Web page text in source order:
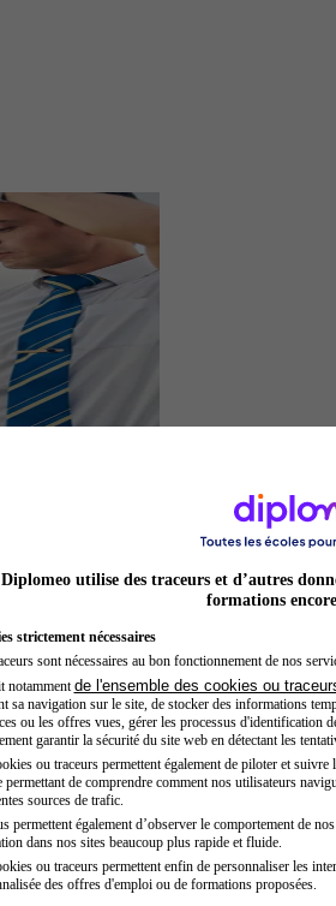
Hôtesse de l'air steward
Diplomeo utilise des traceurs et d’autres
formations
strictement nécessaires
sont nécessaires au bon fonctionnement de nos
notamment de l'ensemble des cookies ou
sa navigation sur le site, de stocker des informations
ou les offres vues, gérer les processus d'identification
garantir la sécurité du site web en détectant les
ou traceurs permettent également de piloter et
permettant de comprendre comment nos utilisateurs
sources de trafic.
permettent également d’observer le comportement de
dans nos sites beaucoup plus rapide et fluide.
ou traceurs permettent enfin de personnaliser les
des offres d'emploi ou de formations proposées.